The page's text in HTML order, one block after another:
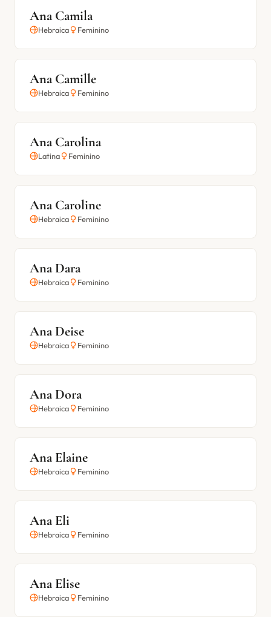
Ana Camila
Hebraica Feminino
Ana Camille
Hebraica Feminino
Ana Carolina
Latina Feminino
Ana Caroline
Hebraica Feminino
Ana Dara
Hebraica Feminino
Ana Deise
Hebraica Feminino
Ana Dora
Hebraica Feminino
Ana Elaine
Hebraica Feminino
Ana Eli
Hebraica Feminino
Ana Elise
Hebraica Feminino